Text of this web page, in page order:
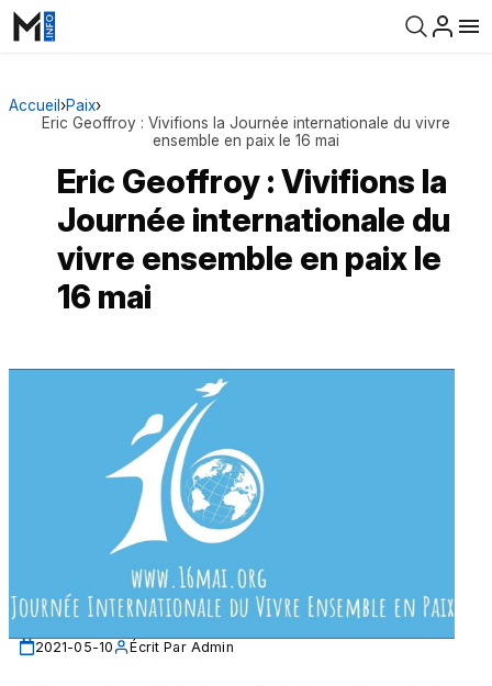
Accueil ›Paix›
Eric Geoffroy : Vivifions la Journée internationale du vivre
ensemble en paix le 16 mai
Eric Geoffroy : Vivifions la
Journée internationale du
vivre ensemble en paix le
16 mai
2021-05-10 Écrit Par Admin